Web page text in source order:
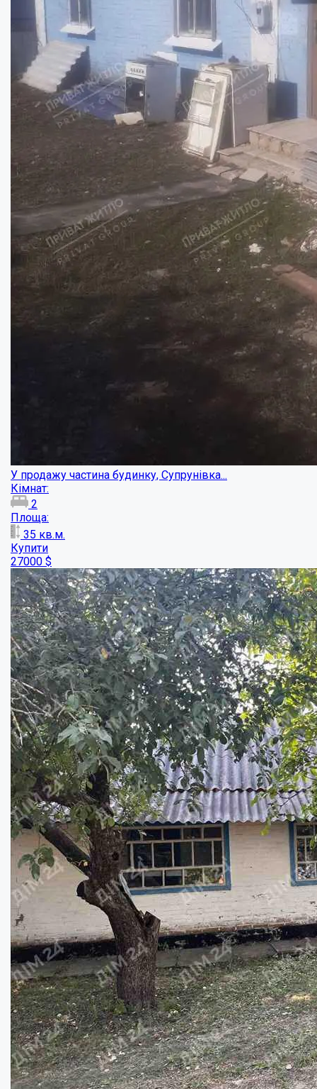
Будинок з земельною ділянкою в Мачухівсь...
Кімнат:
2
Площа:
45кв.м.
Купити
6200 $